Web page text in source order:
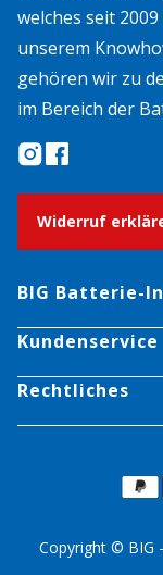
welches seit
unserem
gehören wir zu
im Bereich der
Widerruf
BIG Batterie-
Kundenservice
Rechtliches
Copyright © BIG